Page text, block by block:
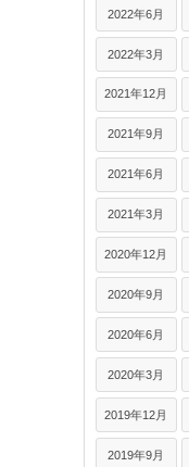
2022年6月
2022年3月
2021年12月
2021年9月
2021年6月
2021年3月
2020年12月
2020年9月
2020年6月
2020年3月
2019年12月
2019年9月